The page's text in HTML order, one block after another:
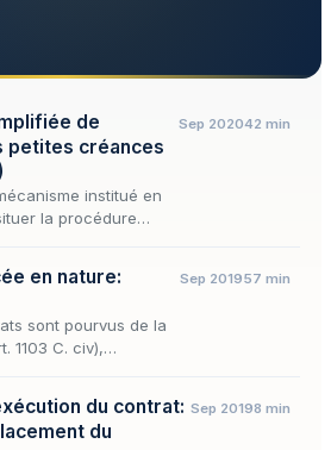
de
petites créances
institué en
la procédure
Sep 202042 min
en nature:
sont pourvus de la
1103 C. civ),
Sep 201957 min
du contrat:
du
Sep 20198 min